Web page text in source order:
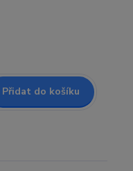
Přidat do košíku